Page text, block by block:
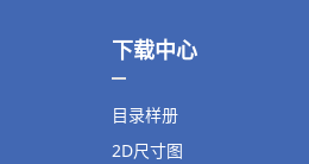
下载中心
目录样册
2D尺寸图